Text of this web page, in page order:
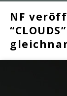
NF